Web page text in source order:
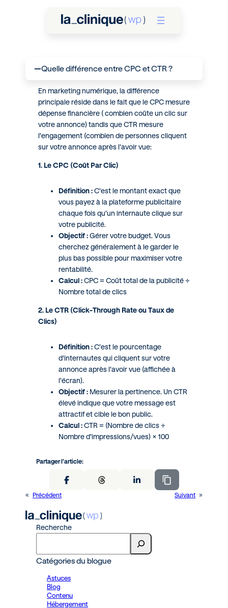
AQuelle différence entre CPC et CTR ?
En marketing numérique, la différence
principale réside dans le fait que le CPC mesure
dépense financière ( combien coûte un clic sur
votre annonce) tandis que CTR mesure
l’engagement (combien de personnes cliquent
sur votre annonce après l’avoir vue:
1. Le CPC (Coût Par Clic)
Définition :C’est le montant exact que
vous payez à la plateforme publicitaire
chaque fois qu’un internaute clique sur
votre publicité.
Objectif :Gérer votre budget. Vous
cherchez généralement à le garder le
plus bas possible pour maximiser votre
rentabilité.
Calcul :CPC = Coût total de la publicité ÷
Nombre total de clics
2. Le CTR (Click-Through Rate ou Taux de
Clics)
Définition :C’est le pourcentage
d’internautes qui cliquent sur votre
annonce après l’avoir vue (affichée à
l’écran).
Objectif : Mesurer la pertinence. Un CTR
élevé indique que votre message est
attractif et cible le bon public.
Calcul :CTR = (Nombre de clics ÷
Nombre d’impressions/vues) × 100
Partager l’article:
« Précédent Suivant »
Recherche
Catégories du blogue
Astuces
Blog
Contenu
Hébergement